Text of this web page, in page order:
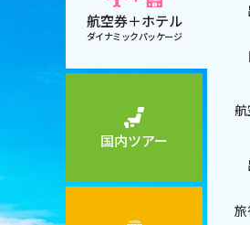
航空券＋ホテル
ダイナミックパッケージ
国内ツアー